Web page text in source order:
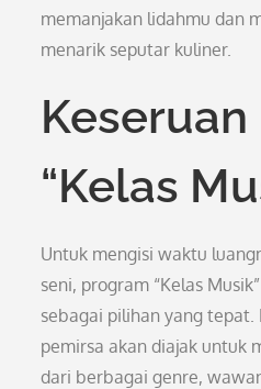
memanjakan lidahmu dan
menarik seputar kuliner.
“Kelas
Untuk mengisi waktu
seni, program “Kelas
sebagai pilihan yang tepat.
pemirsa akan diajak untuk
dari berbagai genre,